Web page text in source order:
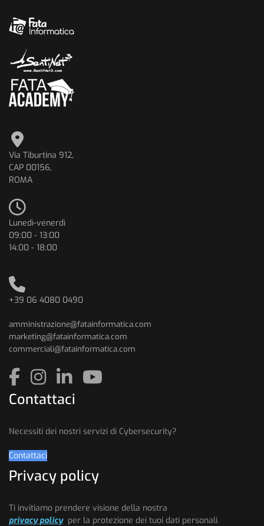
Via Tiburtina 912,
CAP 00156,
ROMA
Lunedì-venerdì
09:00 - 13:00
14:00 - 18:00
+39 06 4080 0490
amministrazione@fatainformatica.com
marketing@fatainformatica.com
commerciali@fatainformatica.com
Contattaci
Necessiti dei nostri servizi di Cybersecurity?
Contattaci
Privacy policy
Ti invitiamo prendere visione della nostra
privacy policyper la protezione dei tuoi dati personali.